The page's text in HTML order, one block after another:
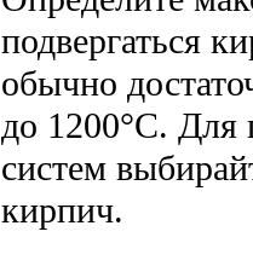
подвергаться
обычно
до 1200°C.
систем
кирпич.